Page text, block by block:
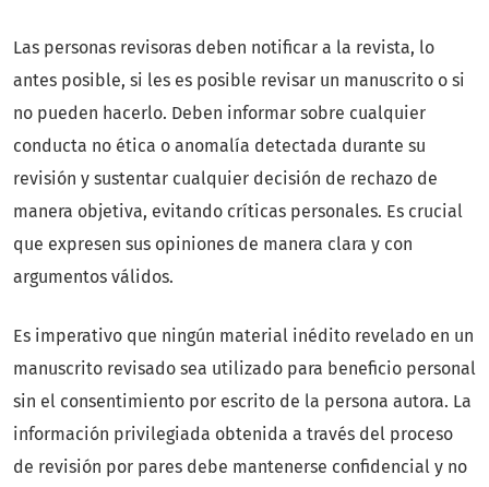
Las personas revisoras deben notificar a la revista, lo
antes posible, si les es posible revisar un manuscrito o si
no pueden hacerlo. Deben informar sobre cualquier
conducta no ética o anomalía detectada durante su
revisión y sustentar cualquier decisión de rechazo de
manera objetiva, evitando críticas personales. Es crucial
que expresen sus opiniones de manera clara y con
argumentos válidos.
Es imperativo que ningún material inédito revelado en un
manuscrito revisado sea utilizado para beneficio personal
sin el consentimiento por escrito de la persona autora. La
información privilegiada obtenida a través del proceso
de revisión por pares debe mantenerse confidencial y no